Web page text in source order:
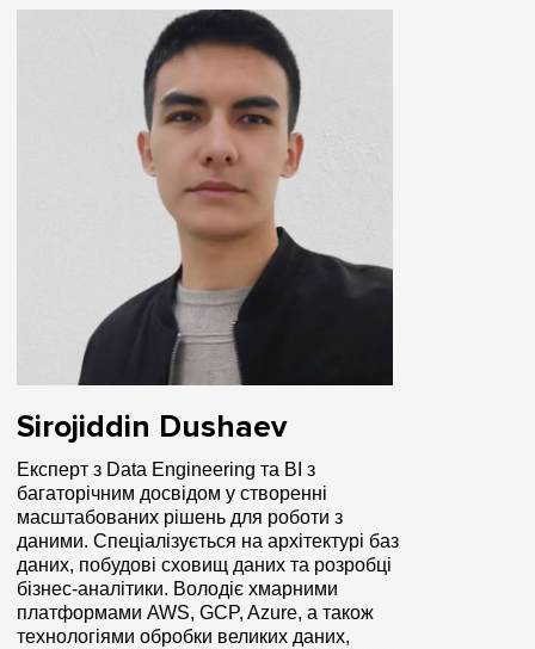
Sirojiddin Dushaev
Експерт з Data Engineering та BI з
багаторічним досвідом у створенні
масштабованих рішень для роботи з
даними. Спеціалізується на архітектурі баз
даних, побудові сховищ даних та розробці
бізнес-аналітики. Володіє хмарними
платформами AWS, GCP, Azure, а також
технологіями обробки великих даних,